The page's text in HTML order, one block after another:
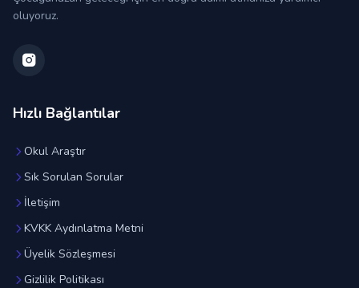
oluyoruz.
Hızlı Bağlantılar
Okul Araştır
Sık Sorulan Sorular
İletişim
KVKK Aydınlatma Metni
Üyelik Sözleşmesi
Gizlilik Politikası